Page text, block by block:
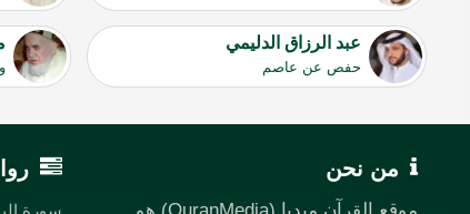
عبد الرزاق الدليمي
حفص عن عاصم
من نحن
موقع القرآن ميديا (QuranMedia) هو سورة